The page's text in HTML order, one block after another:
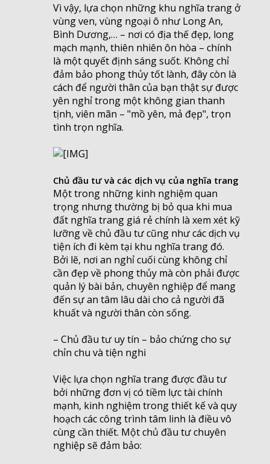
Vì vậy, lựa chọn những khu nghĩa trang ở
vùng ven, vùng ngoại ô như Long An,
Bình Dương,… – nơi có địa thế đẹp, long
mạch mạnh, thiên nhiên ôn hòa – chính
là một quyết định sáng suốt. Không chỉ
đảm bảo phong thủy tốt lành, đây còn là
cách để người thân của bạn thật sự được
yên nghỉ trong một không gian thanh
tịnh, viên mãn – "mồ yên, mả đẹp", trọn
tình trọn nghĩa.
Chủ đầu tư và các dịch vụ của nghĩa trang
Một trong những kinh nghiệm quan
trọng nhưng thường bị bỏ qua khi mua
đất nghĩa trang giá rẻ chính là xem xét kỹ
lưỡng về chủ đầu tư cũng như các dịch vụ
tiện ích đi kèm tại khu nghĩa trang đó.
Bởi lẽ, nơi an nghỉ cuối cùng không chỉ
cần đẹp về phong thủy mà còn phải được
quản lý bài bản, chuyên nghiệp để mang
đến sự an tâm lâu dài cho cả người đã
khuất và người thân còn sống.
– Chủ đầu tư uy tín – bảo chứng cho sự
chỉn chu và tiện nghi
Việc lựa chọn nghĩa trang được đầu tư
bởi những đơn vị có tiềm lực tài chính
mạnh, kinh nghiệm trong thiết kế và quy
hoạch các công trình tâm linh là điều vô
cùng cần thiết. Một chủ đầu tư chuyên
nghiệp sẽ đảm bảo: